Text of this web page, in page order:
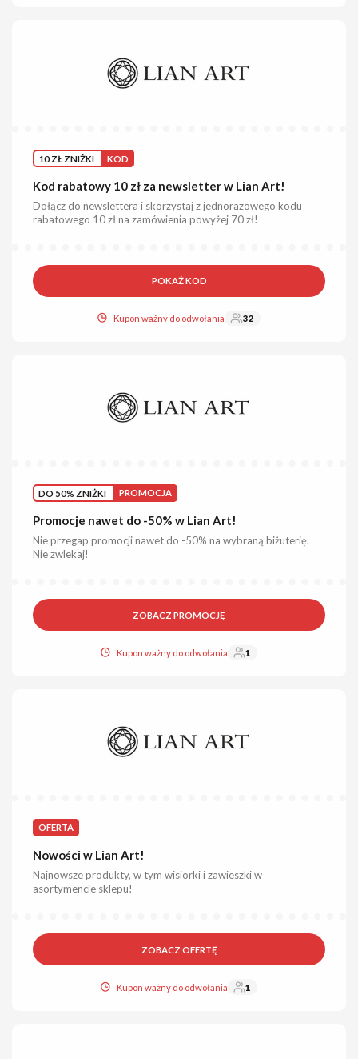
10 ZŁ ZNIŻKI KOD
Kod rabatowy 10 zł za newsletter w Lian Art!
Dołącz do newslettera i skorzystaj z jednorazowego kodu
rabatowego 10 zł na zamówienia powyżej 70 zł!
POKAŻ KOD
Kupon ważny do odwołania 32
DO 50% ZNIŻKI PROMOCJA
Promocje nawet do -50% w Lian Art!
Nie przegap promocji nawet do -50% na wybraną biżuterię.
Nie zwlekaj!
ZOBACZ PROMOCJĘ
Kupon ważny do odwołania 1
OFERTA
Nowości w Lian Art!
Najnowsze produkty, w tym wisiorki i zawieszki w
asortymencie sklepu!
ZOBACZ OFERTĘ
Kupon ważny do odwołania 1